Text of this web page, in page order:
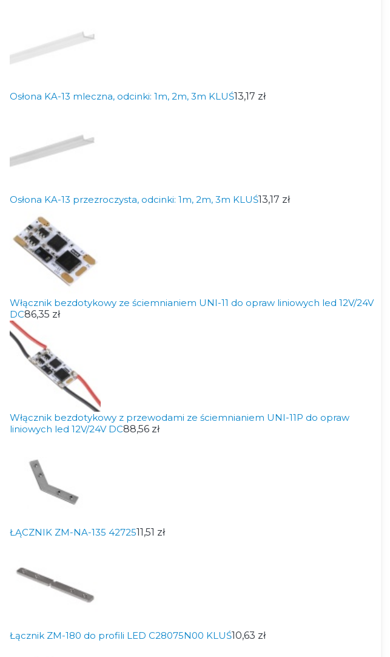
Osłona KA-13 mleczna, odcinki: 1m, 2m, 3m KLUŚ13,17 zł
Osłona KA-13 przezroczysta, odcinki: 1m, 2m, 3m KLUŚ13,17 zł
Włącznik bezdotykowy ze ściemnianiem UNI-11 do opraw liniowych led 12V/24V
DC86,35 zł
Włącznik bezdotykowy z przewodami ze ściemnianiem UNI-11P do opraw
liniowych led 12V/24V DC88,56 zł
ŁĄCZNIK ZM-NA-135 4272511,51 zł
Łącznik ZM-180 do profili LED C28075N00 KLUŚ10,63 zł